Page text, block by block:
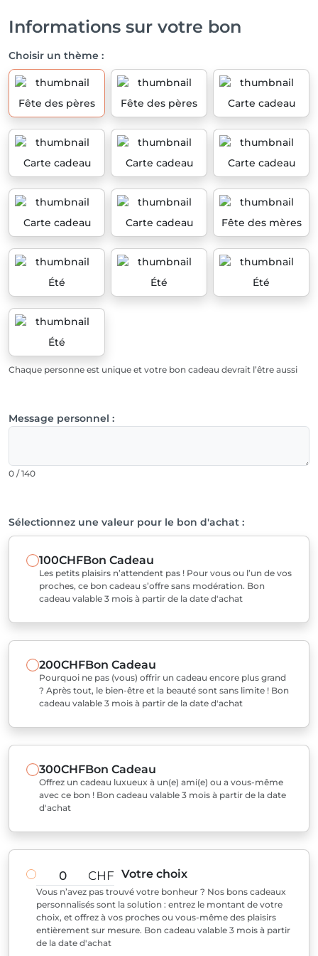
Informations sur votre bon
Choisir un thème :
Fête des pères Fête des pères Carte cadeau
Carte cadeau Carte cadeau Carte cadeau
Carte cadeau Carte cadeau Fête des mères
Été Été Été
Été
Chaque personne est unique et votre bon cadeau devrait l’être aussi
Message personnel :
0 / 140
Sélectionnez une valeur pour le bon d'achat :
100CHFBon Cadeau
Les petits plaisirs n’attendent pas ! Pour vous ou l’un de vos
proches, ce bon cadeau s’offre sans modération. Bon
cadeau valable 3 mois à partir de la date d'achat
200CHFBon Cadeau
Pourquoi ne pas (vous) offrir un cadeau encore plus grand
? Après tout, le bien-être et la beauté sont sans limite ! Bon
cadeau valable 3 mois à partir de la date d'achat
300CHFBon Cadeau
Offrez un cadeau luxueux à un(e) ami(e) ou a vous-même
avec ce bon ! Bon cadeau valable 3 mois à partir de la date
d'achat
CHF Votre choix
Vous n’avez pas trouvé votre bonheur ? Nos bons cadeaux
personnalisés sont la solution : entrez le montant de votre
choix, et offrez à vos proches ou vous-même des plaisirs
entièrement sur mesure. Bon cadeau valable 3 mois à partir
de la date d'achat